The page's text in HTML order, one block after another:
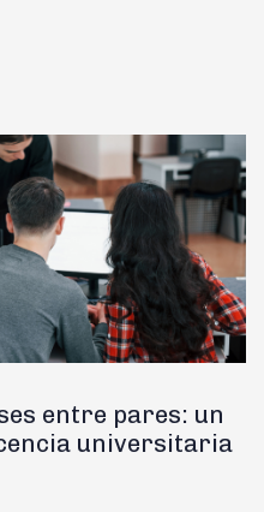
entre pares: un
universitaria